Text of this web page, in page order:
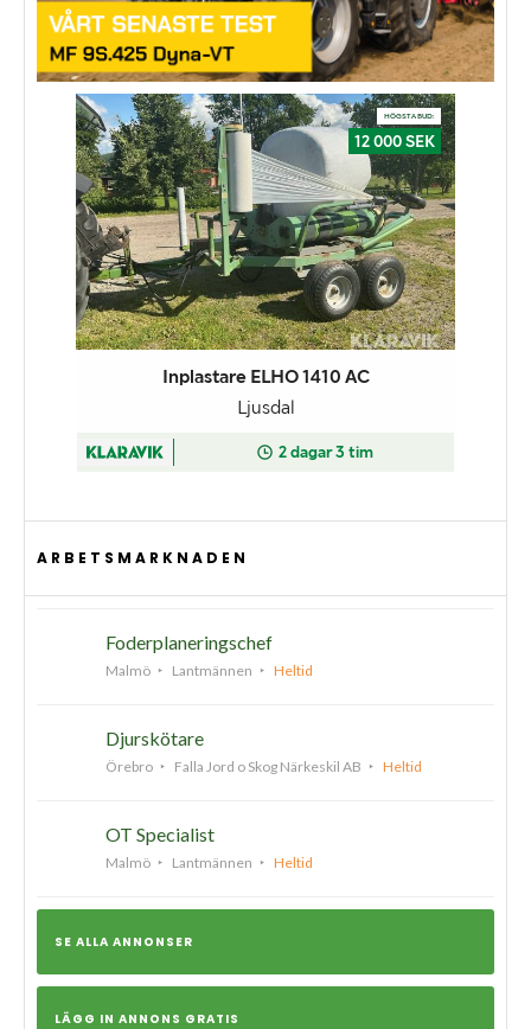
ARBETSMARKNADEN
Foderplaneringschef
Malmö Lantmännen Heltid
Djurskötare
Örebro Falla Jord o Skog Närkeskil AB Heltid
OT Specialist
Malmö Lantmännen Heltid
SE ALLA ANNONSER
LÄGG IN ANNONS GRATIS